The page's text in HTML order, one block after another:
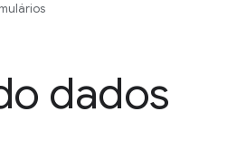
dados